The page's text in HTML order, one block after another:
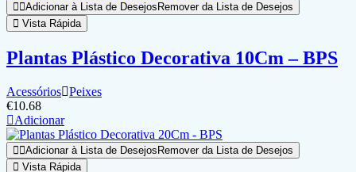
Adicionar à Lista de Desejos Remover da Lista de Desejos
Vista Rápida
Plantas Plástico Decorativa 10Cm – BPS
Acessórios Peixes
€10.68
Adicionar
Adicionar à Lista de Desejos Remover da Lista de Desejos
Vista Rápida